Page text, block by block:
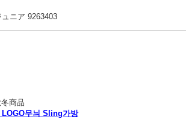
ニア 9263403
商品
LOGO무늬 Sling가방